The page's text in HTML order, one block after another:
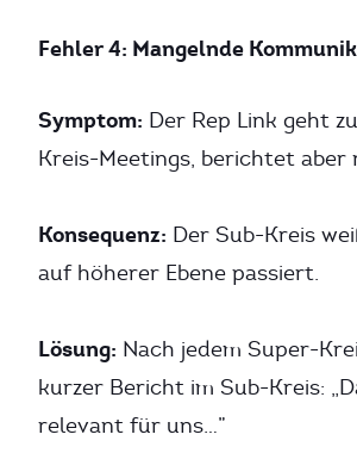
Fehler 4: Mangelnde
Symptom: Der Rep Link geht
Kreis-Meetings, berichtet aber
Konsequenz: Der Sub-Kreis
auf höherer Ebene passiert.
Lösung: Nach jedem Super-
kurzer Bericht im Sub-Kreis:
relevant für uns…”